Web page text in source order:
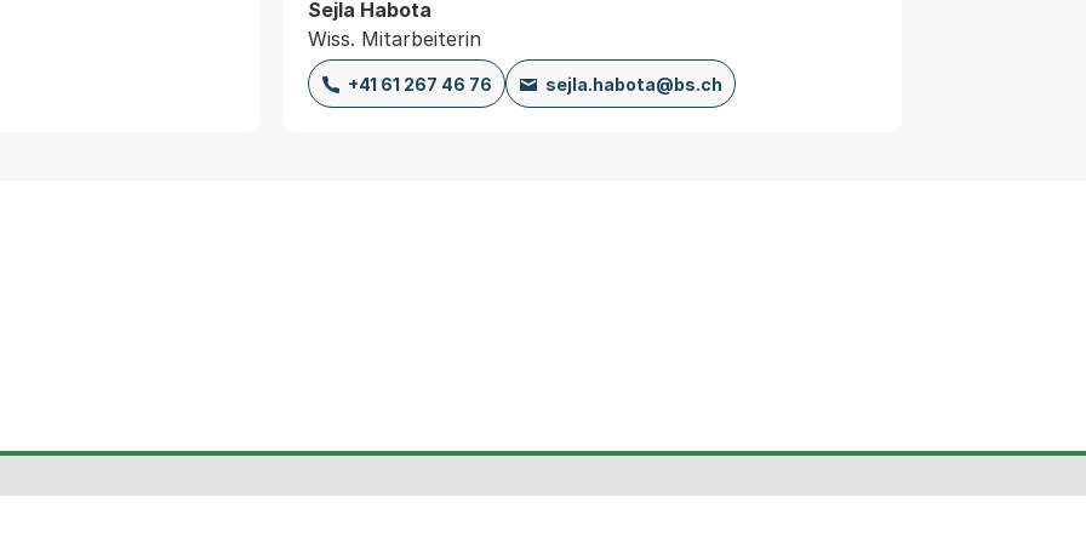
Sejla Habota
Wiss. Mitarbeiterin
+41 61 267 46 76 sejla.habota@bs.ch